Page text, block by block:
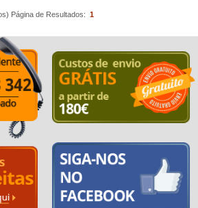
Página de Resultados: 1